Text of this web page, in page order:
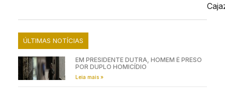
ÚLTIMAS NOTÍCIAS
EM PRESIDENTE DUTRA, HOMEM É PRESO
POR DUPLO HOMICÍDIO
Leia mais »